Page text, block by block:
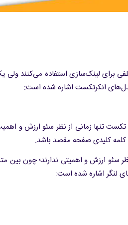
برای لینک‌سازی استفاده می‌کنند
انکرتکست اشاره شده است:
تنها زمانی از نظر سئو ارزش و
کلمه کلیدی صفحه مقصد باشد.
ارزش و اهمیتی ندارند؛ چون بین
لنگر اشاره شده است: